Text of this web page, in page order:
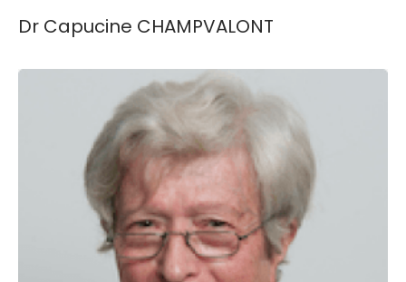
Dr Capucine CHAMPVALONT